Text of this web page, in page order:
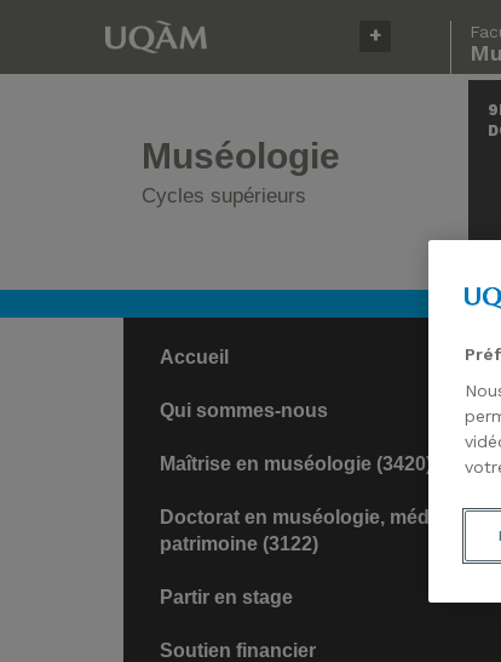
Muséologie
Cycles supérieurs
Accueil
Qui sommes-nous
Maîtrise en muséologie (3420)
Doctorat en muséologie, médiation,
patrimoine (3122)
Partir en stage
Soutien financier